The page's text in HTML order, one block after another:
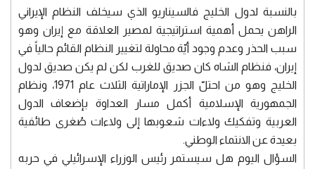
بالنسبة لدول الخليج فالسيناريو الذي سيخلف النظام الإيراني
الراهن يحمل أهمية استراتيجية لمصير العلاقة مع إيران وهو
سبب الحذر وعدم وجود أيّة محاولة لتغيير النظام القائم حالياً في
إيران، فنظام الشاه كان صديق للغرب لكن لم يكن صديق لدول
الخليج وهو من احتلّ الجزر الإماراتية الثلاث عام 1971، ونظام
الجمهورية الإسلامية أكمل مسار العداوة بإضعاف الدول
العربية وتفكيك ولاءات شعوبها إلى ولاءات صُغرى طائفية
بعيدة عن الانتماء الوطني.
السؤال اليوم هل سيستمر رئيس الوزراء الإسرائيلي في حربه